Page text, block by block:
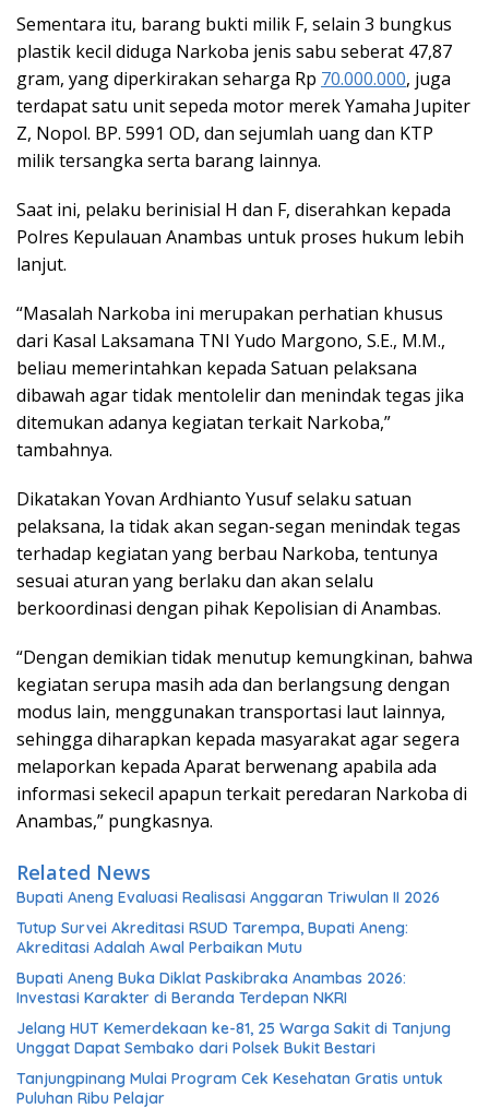
Sementara itu, barang bukti milik F, selain 3 bungkus
plastik kecil diduga Narkoba jenis sabu seberat 47,87
gram, yang diperkirakan seharga Rp 70.000.000, juga
terdapat satu unit sepeda motor merek Yamaha Jupiter
Z, Nopol. BP. 5991 OD, dan sejumlah uang dan KTP
milik tersangka serta barang lainnya.
Saat ini, pelaku berinisial H dan F, diserahkan kepada
Polres Kepulauan Anambas untuk proses hukum lebih
lanjut.
“Masalah Narkoba ini merupakan perhatian khusus
dari Kasal Laksamana TNI Yudo Margono, S.E., M.M.,
beliau memerintahkan kepada Satuan pelaksana
dibawah agar tidak mentolelir dan menindak tegas jika
ditemukan adanya kegiatan terkait Narkoba,”
tambahnya.
Dikatakan Yovan Ardhianto Yusuf selaku satuan
pelaksana, Ia tidak akan segan-segan menindak tegas
terhadap kegiatan yang berbau Narkoba, tentunya
sesuai aturan yang berlaku dan akan selalu
berkoordinasi dengan pihak Kepolisian di Anambas.
“Dengan demikian tidak menutup kemungkinan, bahwa
kegiatan serupa masih ada dan berlangsung dengan
modus lain, menggunakan transportasi laut lainnya,
sehingga diharapkan kepada masyarakat agar segera
melaporkan kepada Aparat berwenang apabila ada
informasi sekecil apapun terkait peredaran Narkoba di
Anambas,” pungkasnya.
Related News
Bupati Aneng Evaluasi Realisasi Anggaran Triwulan II 2026
Tutup Survei Akreditasi RSUD Tarempa, Bupati Aneng:
Akreditasi Adalah Awal Perbaikan Mutu
Bupati Aneng Buka Diklat Paskibraka Anambas 2026:
Investasi Karakter di Beranda Terdepan NKRI
Jelang HUT Kemerdekaan ke-81, 25 Warga Sakit di Tanjung
Unggat Dapat Sembako dari Polsek Bukit Bestari
Tanjungpinang Mulai Program Cek Kesehatan Gratis untuk
Puluhan Ribu Pelajar